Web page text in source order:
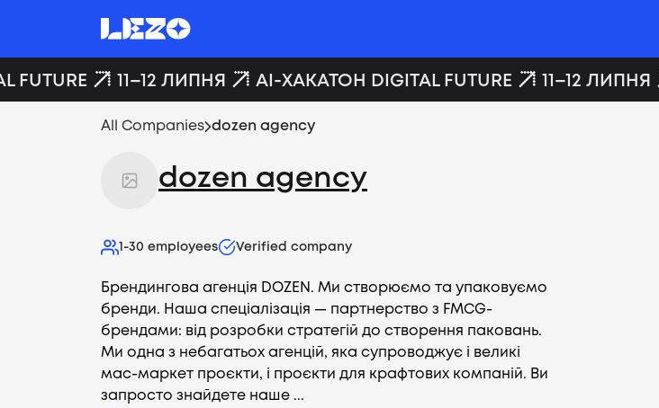
11–12 ЛИПНЯ AI-ХАКАТОН DIGITAL FUTURE 11–12 ЛИПНЯ
All Companies dozen agency
dozen agency
1-30 employees Verified company
Брендингова агенція DOZEN. Ми створюємо та упаковуємо
бренди. Наша спеціалізація — партнерство з FMCG-
брендами: від розробки стратегій до створення паковань.
Ми одна з небагатьох агенцій, яка супроводжує і великі
мас-маркет проєкти, і проєкти для крафтових компаній. Bи
запросто знайдете наше ...